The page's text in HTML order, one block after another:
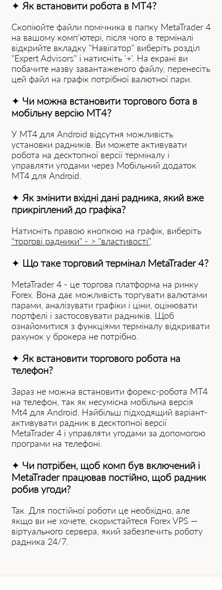
✦ Як встановити робота в MT4?
Скопіюйте файли помічника в папку MetaTrader 4
на вашому комп'ютері, після чого в терміналі
відкрийте вкладку "Навігатор" виберіть розділ
"Expert Advisors" і натисніть '+'. На екрані ви
побачите назву завантаженого файлу, перенесіть
цей файл на графік потрібної валютної пари.
✦ Чи можна встановити торгового бота в
мобільну версію MT4?
У MT4 для Android відсутня можливість
установки радників. Ви можете активувати
робота на десктопної версії терміналу і
управляти угодами через Мобільний додаток
MT4 для Android.
✦ Як змінити вхідні дані радника, який вже
прикріплений до графіка?
Натисніть правою кнопкою на графік, виберіть
"торгові радники" - > "властивості".
✦ Що таке торговий термінал MetaTrader 4?
MetaTrader 4 - це торгова платформа на ринку
Forex. Вона дає можливість торгувати валютами
парами, аналізувати графіки і ціни, оцінювати
портфелі і застосовувати радників. Щоб
ознайомитися з функціями терміналу відкривати
рахунок у брокера не потрібно.
✦ Як встановити торгового робота на
телефон?
Зараз не можна встановити форекс-робота MT4
на телефон, так як несумісна мобільна версія
Mt4 для Android. Найбільш підходящий варіант-
активувати радник в десктопної версії
MetaTrader 4 і управляти угодами за допомогою
програми на телефоні.
✦ Чи потрібен, щоб комп був включений і
MetaTrader працював постійно, щоб радник
робив угоди?
Так. Для постійної роботи це необхідно, але
якщо ви не хочете, скористайтеся Forex VPS —
віртуального сервера, який забезпечить роботу
радника 24/7.